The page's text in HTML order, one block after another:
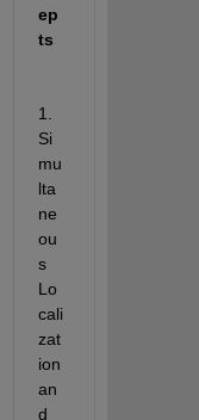
ep
ts
1.
Si
mu
lta
ne
ou
s
Lo
cali
zat
ion
an
d